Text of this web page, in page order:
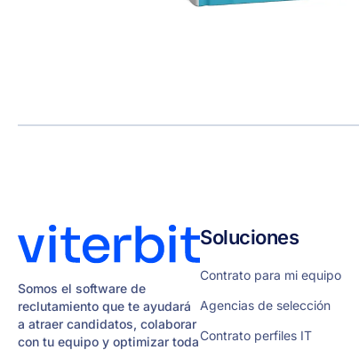
Somos el software de
reclutamiento que te ayudará
a atraer candidatos, colaborar
con tu equipo y optimizar toda
Soluciones
Contrato para mi equipo
Agencias de selección
Contrato perfiles IT